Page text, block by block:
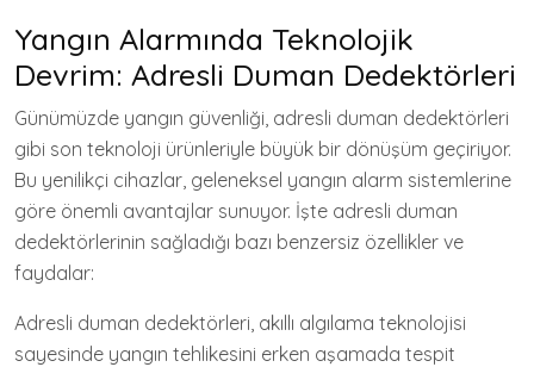
Yangın Alarmında Teknolojik
Devrim: Adresli Duman Dedektörleri
Günümüzde yangın güvenliği, adresli duman dedektörleri
gibi son teknoloji ürünleriyle büyük bir dönüşüm geçiriyor.
Bu yenilikçi cihazlar, geleneksel yangın alarm sistemlerine
göre önemli avantajlar sunuyor. İşte adresli duman
dedektörlerinin sağladığı bazı benzersiz özellikler ve
faydalar:
Adresli duman dedektörleri, akıllı algılama teknolojisi
sayesinde yangın tehlikesini erken aşamada tespit